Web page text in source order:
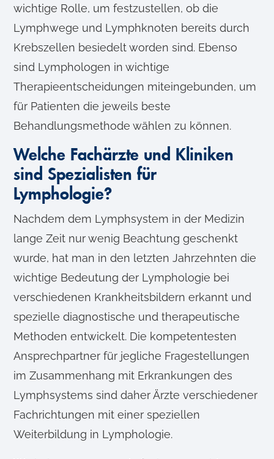
wichtige Rolle, um festzustellen, ob die
Lymphwege und Lymphknoten bereits durch
Krebszellen besiedelt worden sind. Ebenso
sind Lymphologen in wichtige
Therapieentscheidungen miteingebunden, um
für Patienten die jeweils beste
Behandlungsmethode wählen zu können.
Welche Fachärzte und Kliniken
sind Spezialisten für
Lymphologie?
Nachdem dem Lymphsystem in der Medizin
lange Zeit nur wenig Beachtung geschenkt
wurde, hat man in den letzten Jahrzehnten die
wichtige Bedeutung der Lymphologie bei
verschiedenen Krankheitsbildern erkannt und
spezielle diagnostische und therapeutische
Methoden entwickelt. Die kompetentesten
Ansprechpartner für jegliche Fragestellungen
im Zusammenhang mit Erkrankungen des
Lymphsystems sind daher Ärzte verschiedener
Fachrichtungen mit einer speziellen
Weiterbildung in Lymphologie.